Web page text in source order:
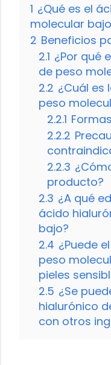
1 ¿Qué es el
molecular
2 Beneficios
2.1 ¿Por qué
de peso
2.2 ¿Cuál es
peso
2.2.1
2.2.2
2.2.3
producto?
2.3 ¿A qué
ácido
bajo?
2.4 ¿Puede
peso
pieles
2.5 ¿Se
hialurónico
con otros